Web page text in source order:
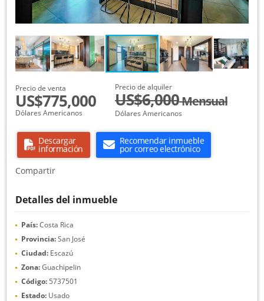
Precio de venta
US$775,000
Dólares Americanos
Precio de alquiler
US$6,000Mensual
Dólares Americanos
Descargar
información
Recomendar inmueble
por correo electrónico
Compartir
Detalles del inmueble
País:Costa Rica
Provincia:San José
Ciudad: Escazú
Zona:Guachipelin
Código: 5737501
Estado: Usado